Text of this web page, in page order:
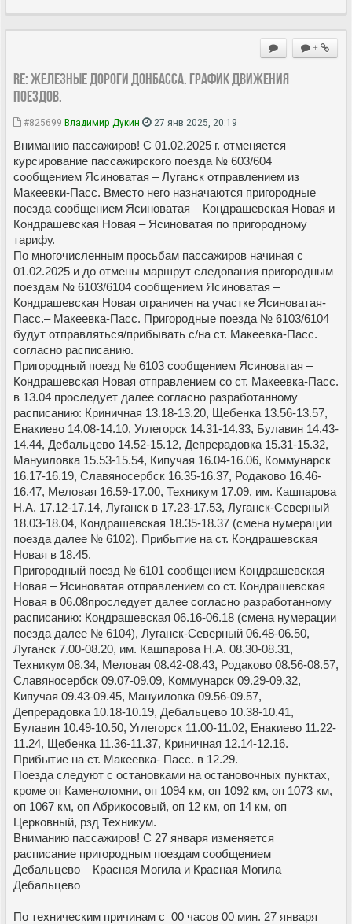
+
Re: Железные дороги Донбасса. График движения
поездов.
#825699 Владимир Дукин 27 янв 2025, 20:19
Вниманию пассажиров! С 01.02.2025 г. отменяется
курсирование пассажирского поезда № 603/604
сообщением Ясиноватая – Луганск отправлением из
Макеевки-Пасс. Вместо него назначаются пригородные
поезда сообщением Ясиноватая – Кондрашевская Новая и
Кондрашевская Новая – Ясиноватая по пригородному
тарифу.
По многочисленным просьбам пассажиров начиная с
01.02.2025 и до отмены маршрут следования пригородным
поездам № 6103/6104 сообщением Ясиноватая –
Кондрашевская Новая ограничен на участке Ясиноватая-
Пасс.– Макеевка-Пасс. Пригородные поезда № 6103/6104
будут отправляться/прибывать с/на ст. Макеевка-Пасс.
согласно расписанию.
Пригородный поезд № 6103 сообщением Ясиноватая –
Кондрашевская Новая отправлением со ст. Макеевка-Пасс.
в 13.04 проследует далее согласно разработанному
расписанию: Криничная 13.18-13.20, Щебенка 13.56-13.57,
Енакиево 14.08-14.10, Углегорск 14.31-14.33, Булавин 14.43-
14.44, Дебальцево 14.52-15.12, Депрерадовка 15.31-15.32,
Мануиловка 15.53-15.54, Кипучая 16.04-16.06, Коммунарск
16.17-16.19, Славяносербск 16.35-16.37, Родаково 16.46-
16.47, Меловая 16.59-17.00, Техникум 17.09, им. Кашпарова
Н.А. 17.12-17.14, Луганск в 17.23-17.53, Луганск-Северный
18.03-18.04, Кондрашевская 18.35-18.37 (смена нумерации
поезда далее № 6102). Прибытие на ст. Кондрашевская
Новая в 18.45.
Пригородный поезд № 6101 сообщением Кондрашевская
Новая – Ясиноватая отправлением со ст. Кондрашевская
Новая в 06.08проследует далее согласно разработанному
расписанию: Кондрашевская 06.16-06.18 (смена нумерации
поезда далее № 6104), Луганск-Северный 06.48-06.50,
Луганск 7.00-08.20, им. Кашпарова Н.А. 08.30-08.31,
Техникум 08.34, Меловая 08.42-08.43, Родаково 08.56-08.57,
Славяносербск 09.07-09.09, Коммунарск 09.29-09.32,
Кипучая 09.43-09.45, Мануиловка 09.56-09.57,
Депрерадовка 10.18-10.19, Дебальцево 10.38-10.41,
Булавин 10.49-10.50, Углегорск 11.00-11.02, Енакиево 11.22-
11.24, Щебенка 11.36-11.37, Криничная 12.14-12.16.
Прибытие на ст. Макеевка- Пасс. в 12.29.
Поезда следуют с остановками на остановочных пунктах,
кроме оп Каменоломни, оп 1094 км, оп 1092 км, оп 1073 км,
оп 1067 км, оп Абрикосовый, оп 12 км, оп 14 км, оп
Церковный, рзд Техникум.
Вниманию пассажиров! С 27 января изменяется
расписание пригородным поездам сообщением
Дебальцево – Красная Могила и Красная Могила –
Дебальцево
По техническим причинам с 00 часов 00 мин. 27 января